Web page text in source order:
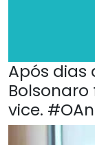
Após dias
vice.